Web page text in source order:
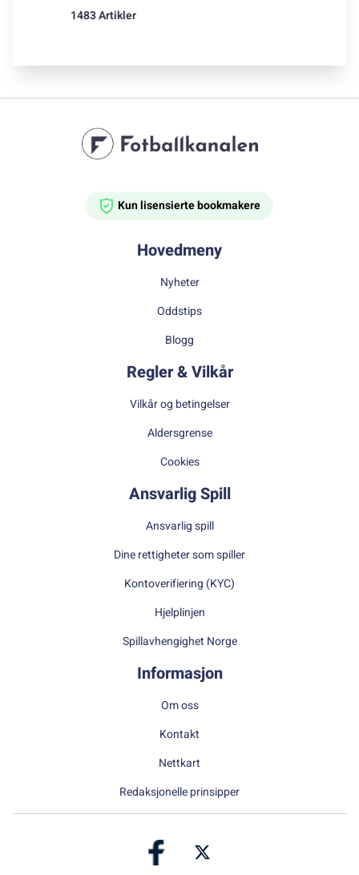
1483 Artikler
Kun lisensierte bookmakere
Hovedmeny
Nyheter
Oddstips
Blogg
Regler & Vilkår
Vilkår og betingelser
Aldersgrense
Cookies
Ansvarlig Spill
Ansvarlig spill
Dine rettigheter som spiller
Kontoverifiering (KYC)
Hjelplinjen
Spillavhengighet Norge
Informasjon
Om oss
Kontakt
Nettkart
Redaksjonelle prinsipper